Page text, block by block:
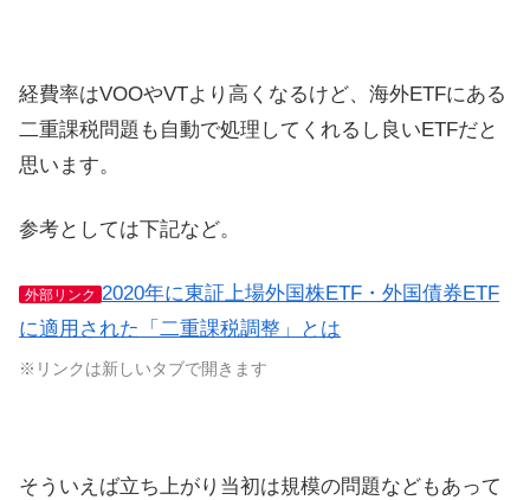
経費率はVOOやVTより高くなるけど、海外ETFにある
二重課税問題も自動で処理してくれるし良いETFだと
思います。
参考としては下記など。
外部リンク 2020年に東証上場外国株ETF・外国債券ETF
に適用された「二重課税調整」とは
※リンクは新しいタブで開きます
そういえば立ち上がり当初は規模の問題などもあって